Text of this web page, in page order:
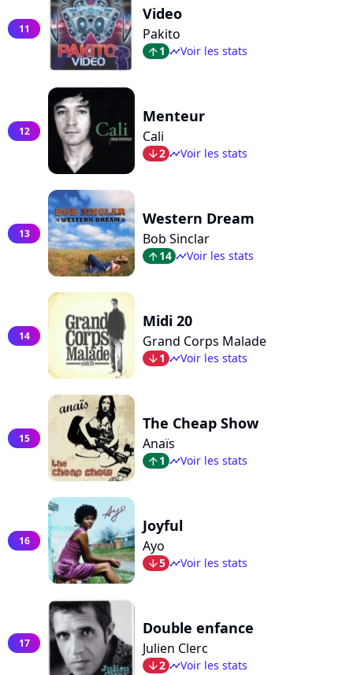
11
Video
Pakito
arrow_top1 timelineVoir les stats
12
Menteur
Cali
arrow_bot2 timelineVoir les stats
13
Western Dream
Bob Sinclar
arrow_top14 timelineVoir les stats
14
Midi 20
Grand Corps Malade
arrow_bot1 timelineVoir les stats
15
The Cheap Show
Anaïs
arrow_top1 timelineVoir les stats
16
Joyful
Ayo
arrow_bot5 timelineVoir les stats
17
Double enfance
Julien Clerc
arrow_bot2 timelineVoir les stats